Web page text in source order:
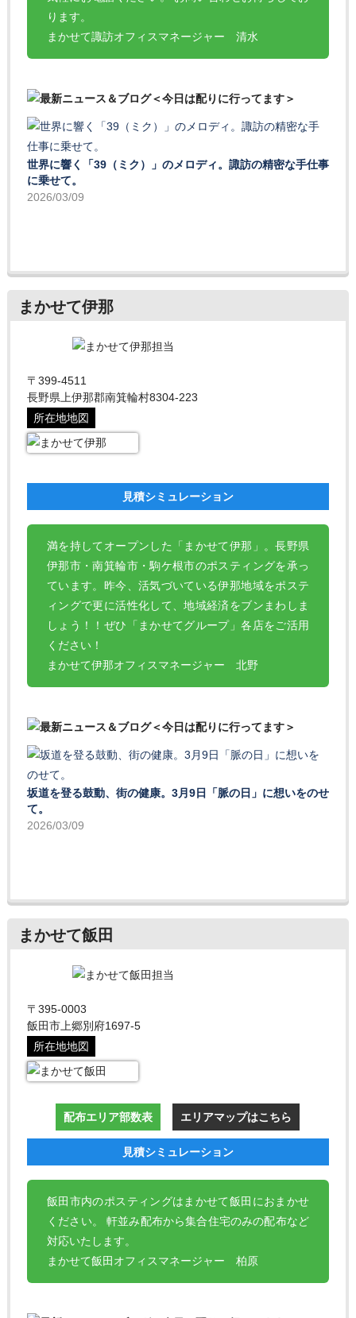
ります。
まかせて諏訪オフィスマネージャー 清水
世界に響く「39（ミク）」のメロディ。諏訪の精密な手仕事
に乗せて。
2026/03/09
まかせて伊那
〒399-4511
長野県上伊那郡南箕輪村8304-223
所在地地図
見積シミュレーション
満を持してオープンした「まかせて伊那」。長野県
伊那市・南箕輪市・駒ケ根市のポスティングを承っ
ています。昨今、活気づいている伊那地域をポステ
ィングで更に活性化して、地域経済をブンまわしま
しょう！！ぜひ「まかせてグループ」各店をご活用
ください！
まかせて伊那オフィスマネージャー 北野
坂道を登る鼓動、街の健康。3月9日「脈の日」に想いをのせ
て。
2026/03/09
まかせて飯田
〒395-0003
飯田市上郷別府1697-5
所在地地図
配布エリア部数表 エリアマップはこちら
見積シミュレーション
飯田市内のポスティングはまかせて飯田におまかせ
ください。 軒並み配布から集合住宅のみの配布など
対応いたします。
まかせて飯田オフィスマネージャー 柏原